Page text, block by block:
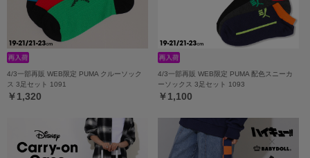
4/3一部再販 WEB限定 PUMA クルーソック
ス 3足セット 1091
￥1,320
4/3一部再販 WEB限定 PUMA 配色スニーカ
ーソックス 3足セット 1093
￥1,100